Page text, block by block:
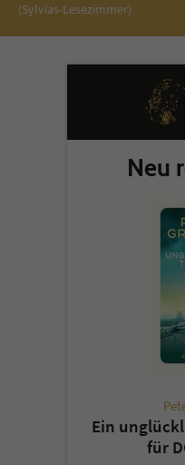
(Sylvias-Lesezimmer)
Neu
Ein
für